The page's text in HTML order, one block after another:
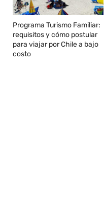
Programa Turismo Familiar:
requisitos y cómo postular
para viajar por Chile a bajo
costo